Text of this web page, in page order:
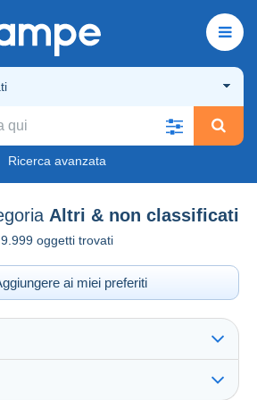
Ricerca avanzata
Altri & non classificati
9.999 oggetti trovati
ai miei preferiti